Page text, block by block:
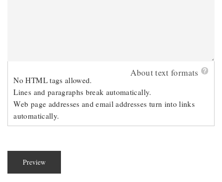
About text formats
No HTML tags allowed.
Lines and paragraphs break automatically.
Web page addresses and email addresses turn into links
automatically.